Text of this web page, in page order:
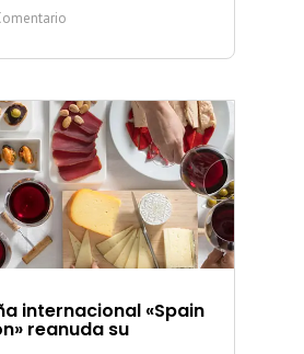
internacional «Spain
reanuda su